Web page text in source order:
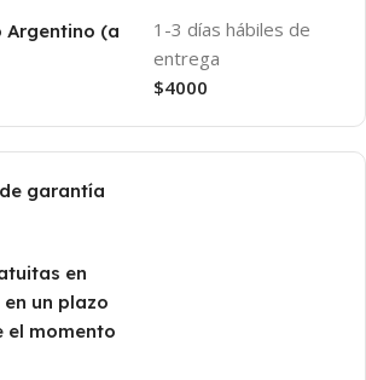
Argentino (a
1-3 días hábiles de
entrega
$4000
garantía
en
un plazo
el momento